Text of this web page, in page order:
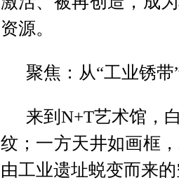
资源。
聚焦：从“工业锈带
来到N+T艺术馆，
纹；一方天井如画框
由工业遗址蜕变而来